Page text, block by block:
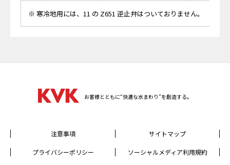
※ 寒冷地用には、11 の Z651 逆止弁はついておりません。
お客様とともに“快適な水まわり”を創造する。
注意事項 サイトマップ
プライバシーポリシー ソーシャルメディア利用規約